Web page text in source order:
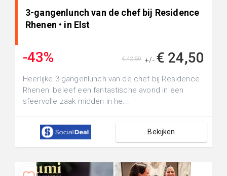
3-gangenlunch van de chef bij Residence
Rhenen • in Elst
-43% +/- € 24,50
€ 42,50
Heerlijke 3-gangenlunch van de chef bij Residence
Rhenen: beleef een fantastische avond in een
sfeervolle zaak midden in he...
Bekijken